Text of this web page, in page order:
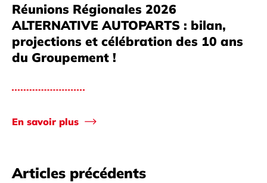
Réunions Régionales 2026
ALTERNATIVE AUTOPARTS : bilan,
projections et célébration des 10 ans
du Groupement !
En savoir plus
Articles précédents